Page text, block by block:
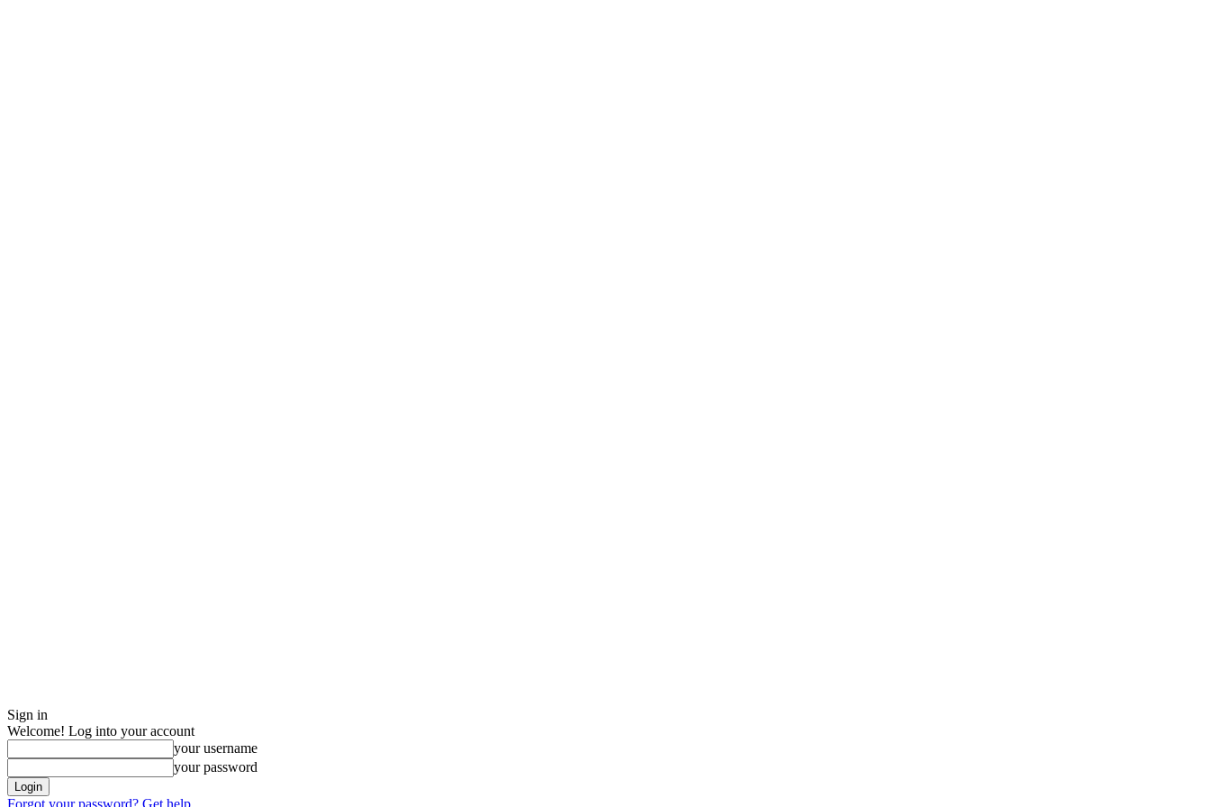
Sign in
Welcome! Log into your account
your username
your password
Forgot your password? Get help